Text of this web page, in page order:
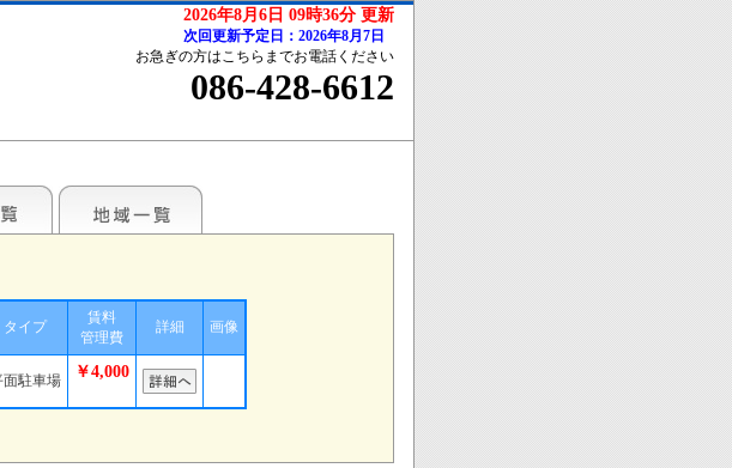
2026年8月6日 09時36分 更新
次回更新予定日：2026年8月7日
お急ぎの方はこちらまでお電話ください
086-428-6612
タイプ
賃料
管理費
詳細 画像
面駐車場 ￥4,000